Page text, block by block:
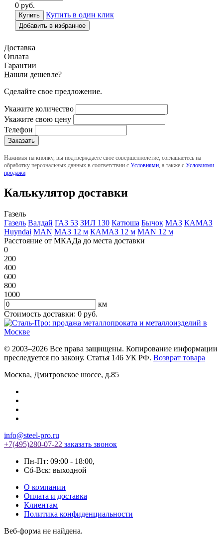
0 руб.
Купить в один клик
Добавить в избранное
Доставка
Оплата
Гарантии
Нашли дешевле?
Сделайте свое предложение.
Укажите количество
Укажите свою цену
Телефон
Нажимая на кнопку, вы подтверждаете свое совершеннолетие, соглашаетесь на
обработку персональных данных в соответствии с Условиями , а также с Условиями
продажи
Калькулятор доставки
Газель
Газель Валдай ГАЗ 53 ЗИЛ 130 Катюша Бычок МАЗ КАМАЗ
Huyndai MAN МАЗ 12 м КАМАЗ 12 м MAN 12 м
Расстояние от МКАДа до места доставки
0
200
400
600
800
1000
км
Стоимость доставки: 0 руб.
© 2003–2026 Все права защищены. Копирование информации
преследуется по закону. Статья 146 УК РФ. Возврат товара
Москва, Дмитровское шоссе, д.85
info@steel-pro.ru
+7(495)280-07-22 заказать звонок
Пн-Пт: 09:00 - 18:00,
Cб-Вск: выходной
О компании
Оплата и доставка
Клиентам
Политика конфиденциальности
Веб-форма не найдена.